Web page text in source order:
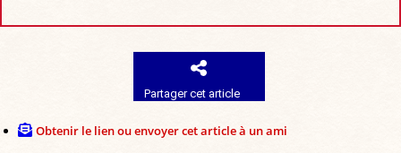
Partager cet article
Obtenir le lien ou envoyer cet article à un ami